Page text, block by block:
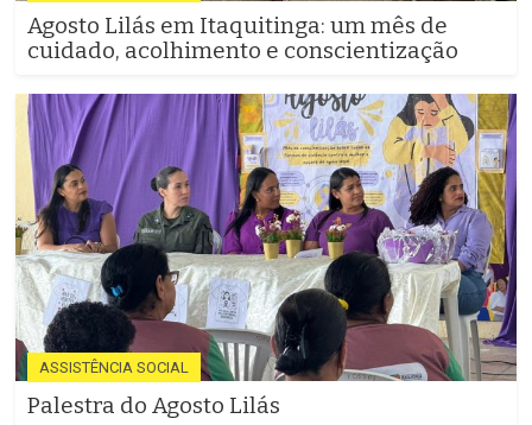
Agosto Lilás em Itaquitinga: um mês de
cuidado, acolhimento e conscientização
ASSISTÊNCIA SOCIAL
Palestra do Agosto Lilás